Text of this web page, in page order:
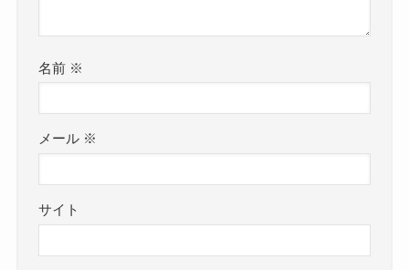
名前 ※
メール ※
サイト